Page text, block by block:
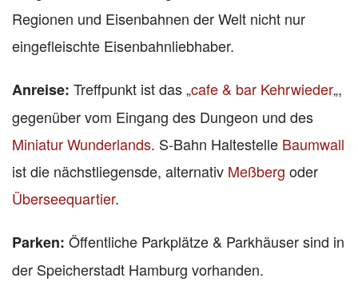
Regionen und Eisenbahnen der Welt nicht nur
eingefleischte Eisenbahnliebhaber.
Anreise: Treffpunkt ist das „cafe & bar Kehrwieder„,
gegenüber vom Eingang des Dungeon und des
Miniatur Wunderlands. S-Bahn Haltestelle Baumwall
ist die nächstliegensde, alternativ Meßberg oder
Überseequartier.
Parken: Öffentliche Parkplätze & Parkhäuser sind in
der Speicherstadt Hamburg vorhanden.